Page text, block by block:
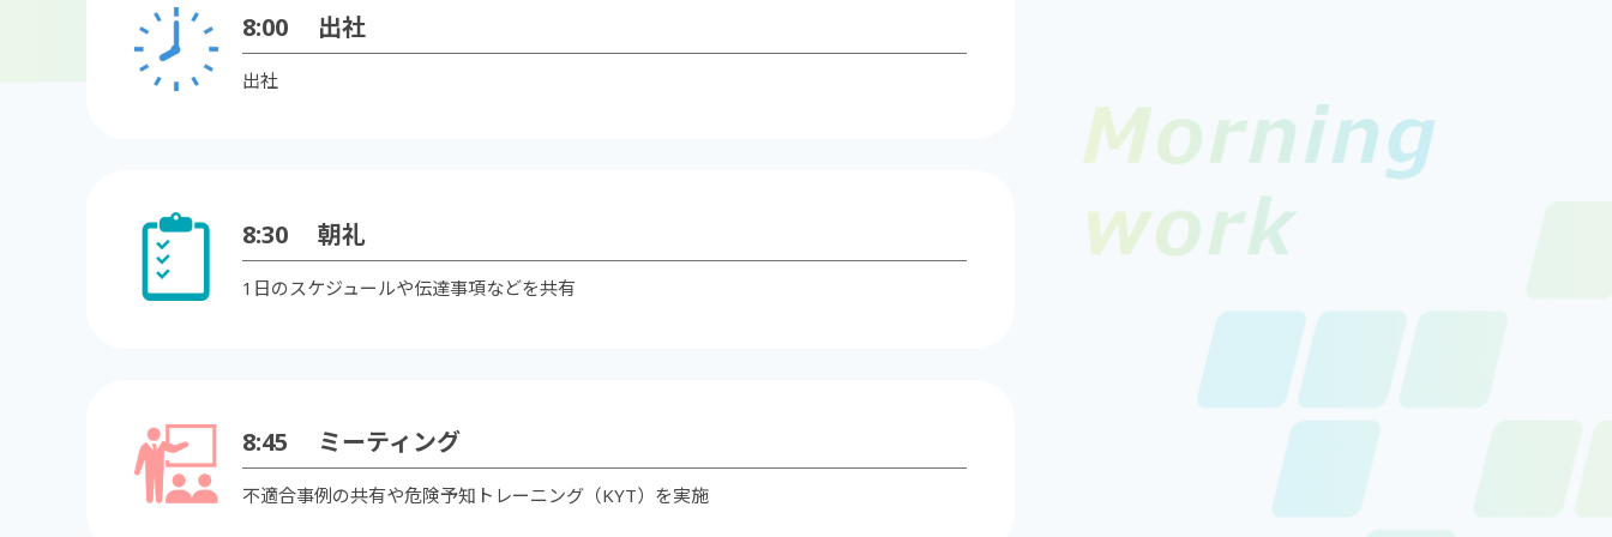
8:00 出社
出社
8:30 朝礼
1日のスケジュールや伝達事項などを共有
8:45 ミーティング
不適合事例の共有や危険予知トレーニング（KYT）を実施